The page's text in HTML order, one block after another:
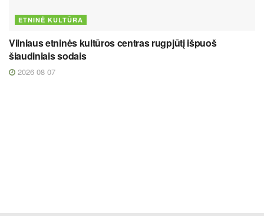
ETNINĖ KULTŪRA
Vilniaus etninės kultūros centras rugpjūtį išpuoš
šiaudiniais sodais
2026 08 07